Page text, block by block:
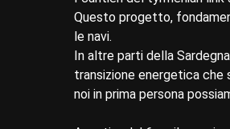
Questo progetto,
le navi.
In altre parti della
transizione energetica che
noi in prima persona